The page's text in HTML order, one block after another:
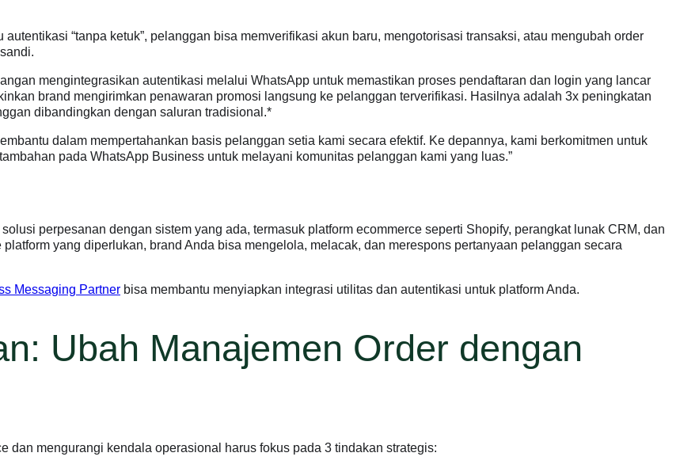
“tanpa ketuk”, pelanggan bisa memverifikasi akun baru, mengotorisasi transaksi, atau mengubah order
mengintegrasikan autentikasi melalui WhatsApp untuk memastikan proses pendaftaran dan login yang lancar
brand mengirimkan penawaran promosi langsung ke pelanggan terverifikasi. Hasilnya adalah 3x peningkatan
dibandingkan dengan saluran tradisional.*
dalam mempertahankan basis pelanggan setia kami secara efektif. Ke depannya, kami berkomitmen untuk
pada WhatsApp Business untuk melayani komunitas pelanggan kami yang luas.”
perpesanan dengan sistem yang ada, termasuk platform ecommerce seperti Shopify, perangkat lunak CRM, dan
yang diperlukan, brand Anda bisa mengelola, melacak, dan merespons pertanyaan pelanggan secara
Messaging Partner bisa membantu menyiapkan integrasi utilitas dan autentikasi untuk platform Anda.
Ubah Manajemen Order dengan
dan mengurangi kendala operasional harus fokus pada 3 tindakan strategis: